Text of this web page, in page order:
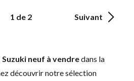
1 de 2 Suivant
neuf à vendredans la
découvrir notre sélection